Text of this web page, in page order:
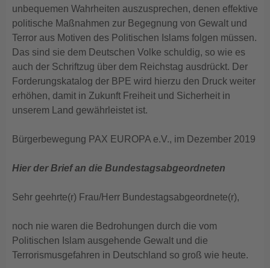
unbequemen Wahrheiten auszusprechen, denen effektive
politische Maßnahmen zur Begegnung von Gewalt und
Terror aus Motiven des Politischen Islams folgen müssen.
Das sind sie dem Deutschen Volke schuldig, so wie es
auch der Schriftzug über dem Reichstag ausdrückt. Der
Forderungskatalog der BPE wird hierzu den Druck weiter
erhöhen, damit in Zukunft Freiheit und Sicherheit in
unserem Land gewährleistet ist.
Bürgerbewegung PAX EUROPA e.V., im Dezember 2019
Hier der Brief an die Bundestagsabgeordneten
Sehr geehrte(r) Frau/Herr Bundestagsabgeordnete(r),
noch nie waren die Bedrohungen durch die vom
Politischen Islam ausgehende Gewalt und die
Terrorismusgefahren in Deutschland so groß wie heute.